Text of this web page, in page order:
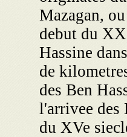
Mazagan,
debut du
Hassine
de
des Ben
l'arrivee des
du XVe